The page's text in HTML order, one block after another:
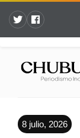
8 julio, 2026